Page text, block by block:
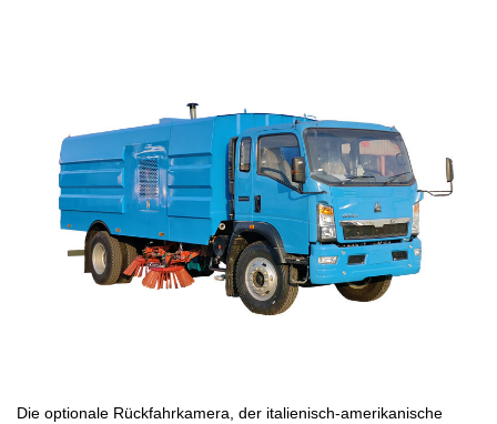
Die optionale Rückfahrkamera, der italienisch-amerikanische